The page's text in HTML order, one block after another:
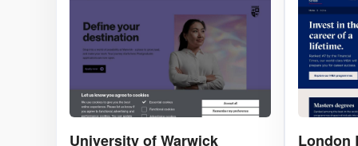
University of Warwick London